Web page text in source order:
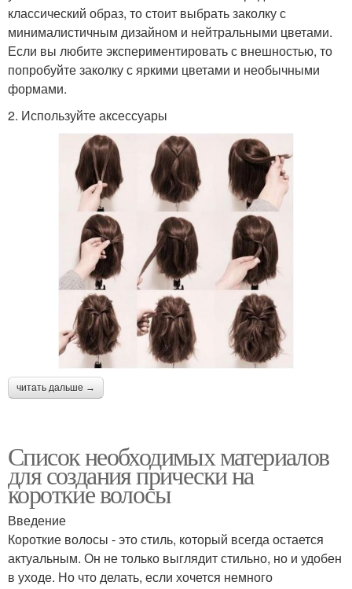
классический образ, то стоит выбрать заколку с
минималистичным дизайном и нейтральными цветами.
Если вы любите экспериментировать с внешностью, то
попробуйте заколку с яркими цветами и необычными
формами.
2. Используйте аксессуары
читать дальше →
Список необходимых материалов
для создания прически на
короткие волосы
Введение
Короткие волосы - это стиль, который всегда остается
актуальным. Он не только выглядит стильно, но и удобен
в уходе. Но что делать, если хочется немного